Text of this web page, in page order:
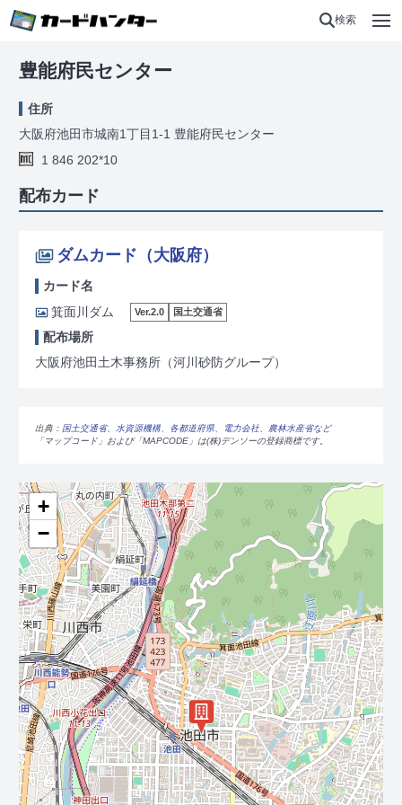
検索
豊能府民センター
住所
大阪府池田市城南1丁目1-1 豊能府民センター
1 846 202*10
配布カード
ダムカード（大阪府）
カード名
箕面川ダム
Ver.2.0 国土交通省
配布場所
大阪府池田土木事務所（河川砂防グループ）
出典： 国土交通省、水資源機構、各都道府県、電力会社、農林水産省など
「マップコード」および「MAPCODE」は(株)デンソーの登録商標です。
+
−